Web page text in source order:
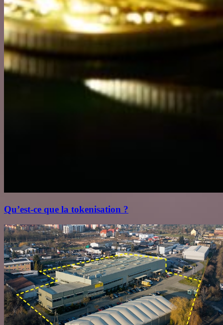
Qu’est‑ce que la tokenisation ?